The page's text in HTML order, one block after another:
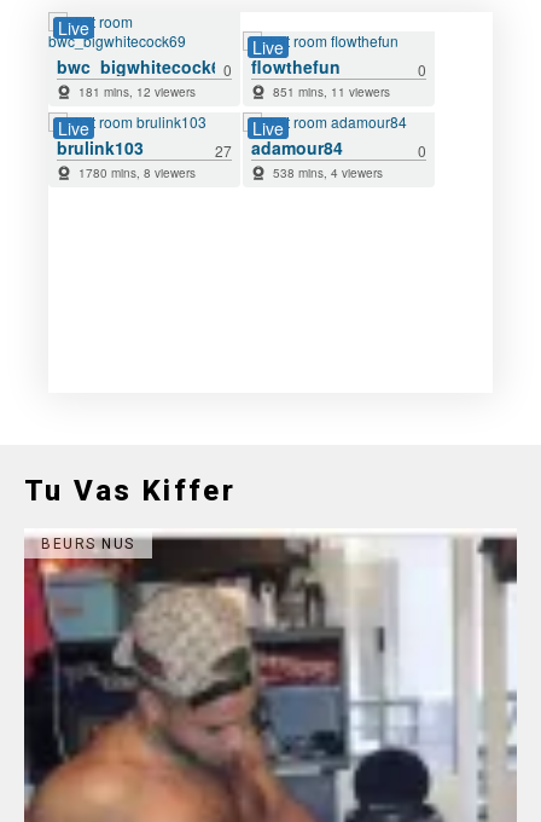
Tu Vas Kiffer
BEURS NUS